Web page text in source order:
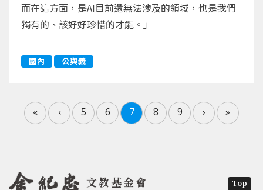
而在這方面，是AI目前還無法涉及的領域，也是我們
獨有的、該好好珍惜的才能。」
國內 公與義
« ‹ 5 6 7 8 9 › »
文教基金會 Top